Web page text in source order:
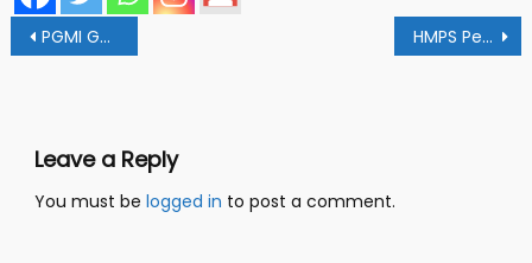
Post
navigation
PGMI Gelar Webinar Media Pembelajaran Berbasis Android HMPS Perbankan Syariah IAIN FM Papua Gelar Mubes II
Leave a Reply
You must be logged in to post a comment.